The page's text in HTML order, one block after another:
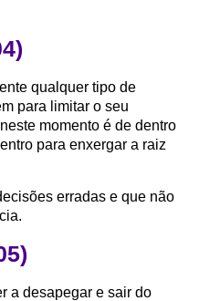
qualquer tipo de
para limitar o seu
momento é de dentro
para enxergar a raiz
erradas e que não
a desapegar e sair do